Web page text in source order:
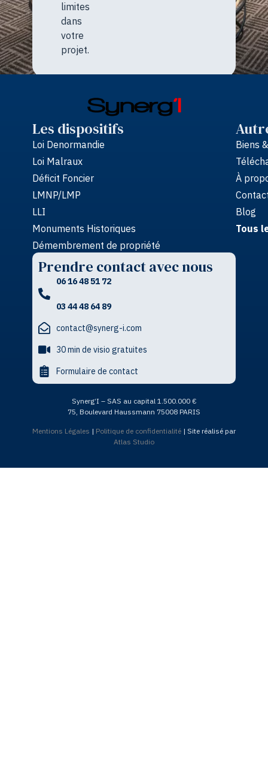
limites
dans
votre
projet.
Les dispositifs
Loi Denormandie
Loi Malraux
Déficit Foncier
LMNP/LMP
LLI
Monuments Historiques
Démembrement de propriété
Biens
À
Blog
Tous
Prendre contact avec nous
06 16 48 51 72
03 44 48 64 89
contact@synerg-i.com
30 min de visio gratuites
Formulaire de contact
Synerg’I – SAS au capital 1.500.000 €
75, Boulevard Haussmann 75008 PARIS
Mentions Légales | Politique de confidentialité | Site réalisé par
Atlas Studio
et diversifier vos placements,
propose des programmes sur un
développement : l’Albanie. Pourquoi
Taxe foncière et frais de
Forte demande locative
Demander plus de